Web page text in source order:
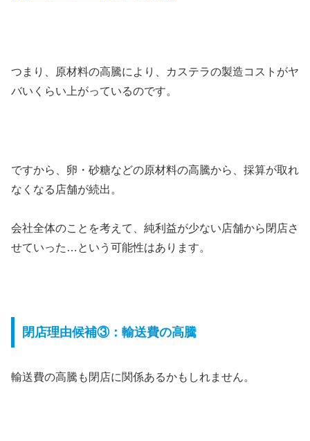
つまり、
原材料の高騰により、カステラの製造コストがヤ
バいくらい上がっているのです。
ですから、卵・砂糖などの原材料の高騰から、採算が取れ
なくなる店舗が続出。
会社全体のことを考えて、純利益が少ない店舗から閉店さ
せていった…という可能性はあります。
閉店理由候補③：輸送費の高騰
輸送費の高騰も閉店に関係あるかもしれません。